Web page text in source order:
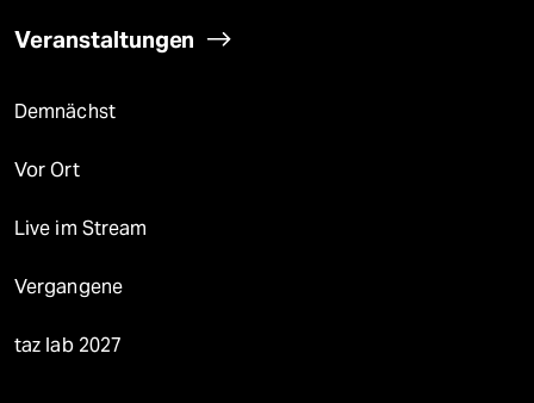
Veranstaltungen
Demnächst
Vor Ort
Live im Stream
Vergangene
taz lab 2027